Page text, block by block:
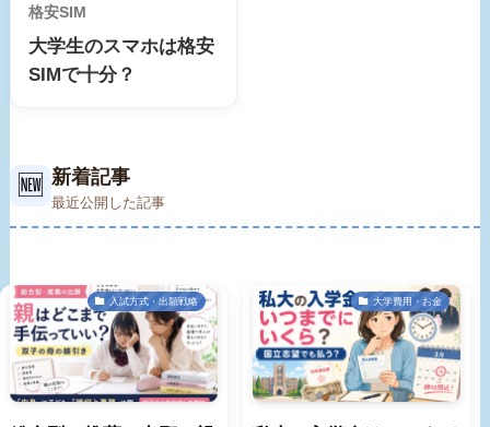
格安SIM
大学生のスマホは格安
SIMで十分？
🆕 新着記事
最近公開した記事
入試方式・出願戦略 大学費用・お金